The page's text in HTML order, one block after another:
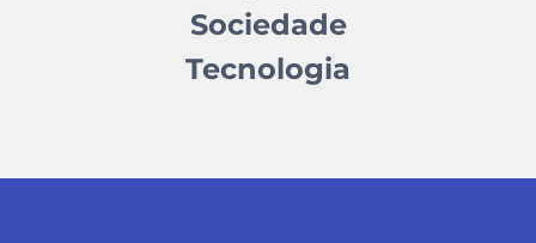
Sociedade
Tecnologia